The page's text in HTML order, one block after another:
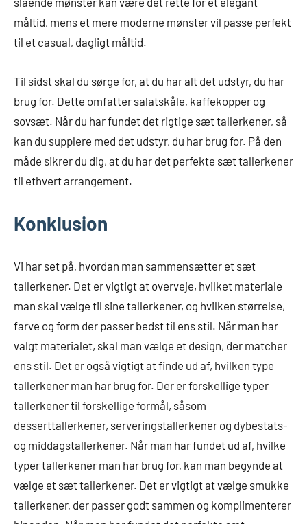
måltid, mens et mere moderne mønster vil passe perfekt
til et casual, dagligt måltid.
Til sidst skal du sørge for, at du har alt det udstyr, du har
brug for. Dette omfatter salatskåle, kaffekopper og
sovsæt. Når du har fundet det rigtige sæt tallerkener, så
kan du supplere med det udstyr, du har brug for. På den
måde sikrer du dig, at du har det perfekte sæt tallerkener
til ethvert arrangement.
Konklusion
Vi har set på, hvordan man sammensætter et sæt
tallerkener. Det er vigtigt at overveje, hvilket materiale
man skal vælge til sine tallerkener, og hvilken størrelse,
farve og form der passer bedst til ens stil. Når man har
valgt materialet, skal man vælge et design, der matcher
ens stil. Det er også vigtigt at finde ud af, hvilken type
tallerkener man har brug for. Der er forskellige typer
tallerkener til forskellige formål, såsom
desserttallerkener, serveringstallerkener og dybestats-
og middagstallerkener. Når man har fundet ud af, hvilke
typer tallerkener man har brug for, kan man begynde at
vælge et sæt tallerkener. Det er vigtigt at vælge smukke
tallerkener, der passer godt sammen og komplimenterer